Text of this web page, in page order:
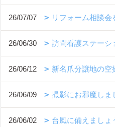
26/07/07 リフォーム相談会
26/06/30 訪問看護ステーシ
26/06/12 新名爪分譲地の空
26/06/09 撮影にお邪魔しま
26/06/02 台風に備えましょ